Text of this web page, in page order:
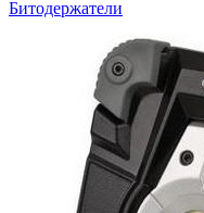
Битодержатели